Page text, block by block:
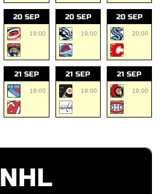
20 SEP
19:00
20 SEP
19:00
20 SEP
20:00
21 SEP
19:00
21 SEP
19:00
21 SEP
19:00
NHL